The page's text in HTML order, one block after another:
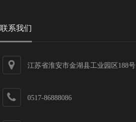
联系我们
江苏省淮安市金湖县工业园区188号
0517-86888086